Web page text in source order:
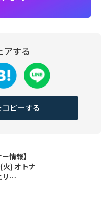
アする
ピーする
情報】
) オトナ
リ…